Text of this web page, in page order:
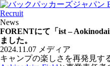
Recruit
News
FORENTにて「ist –
ました。
2024.11.07 メディア
キャンプの楽しさを再発見す